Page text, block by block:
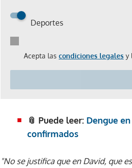
Deportes
Acepta las condiciones legales y
📎 Puede leer: Dengue
confirmados
"No se justifica que en David, que